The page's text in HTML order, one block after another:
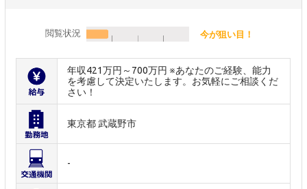
閲覧状況 今が狙い目！
年収421万円～700万円 ※あなたのご経験、能力
を考慮して決定いたします。お気軽にご相談くだ
さい！
東京都 武蔵野市
-